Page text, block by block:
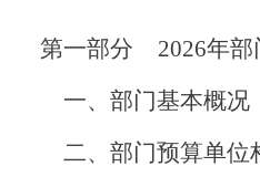
第一部分 2026年部
一、部门基本概况
二、 部门预算单位